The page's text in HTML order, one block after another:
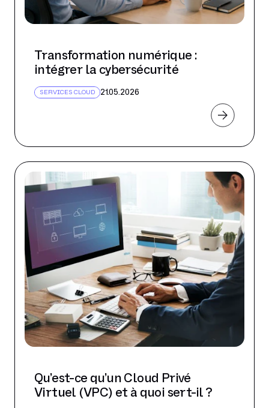
Transformation numérique :
intégrer la cybersécurité
SERVICES CLOUD 21.05.2026
Qu’est-ce qu’un Cloud Privé
Virtuel (VPC) et à quoi sert-il ?